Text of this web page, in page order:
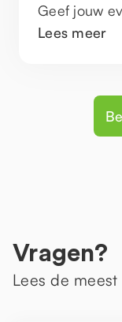
Geef jouw
Lees meer
Vragen?
Lees de